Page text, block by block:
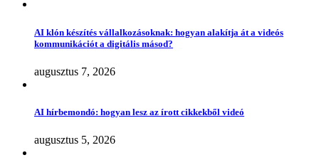
AI klón készítés vállalkozásoknak: hogyan alakítja át a videós
kommunikációt a digitális másod?
augusztus 7, 2026
AI hírbemondó: hogyan lesz az írott cikkekből videó
augusztus 5, 2026